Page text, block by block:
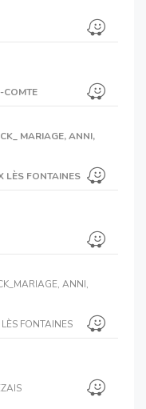
MARIAGE, ANNI,
FONTAINES
ANNI,
FONTAINES